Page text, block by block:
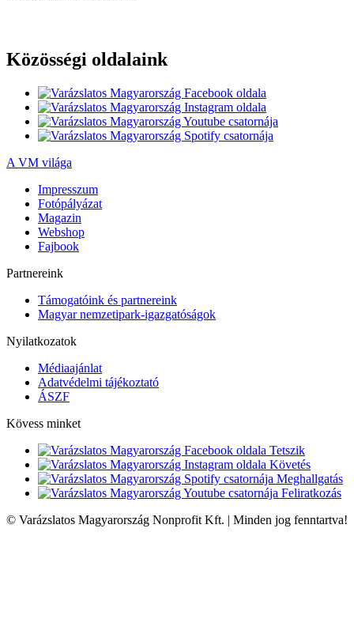
Közösségi oldalaink
A VM világa
Impresszum
Fotópályázat
Magazin
Webshop
Fajbook
Partnereink
Támogatóink és partnereink
Magyar nemzetipark-igazgatóságok
Nyilatkozatok
Médiaajánlat
Adatvédelmi tájékoztató
ÁSZF
Kövess minket
Tetszik
Követés
Meghallgatás
Feliratkozás
© Varázslatos Magyarország Nonprofit Kft. | Minden jog fenntartva!